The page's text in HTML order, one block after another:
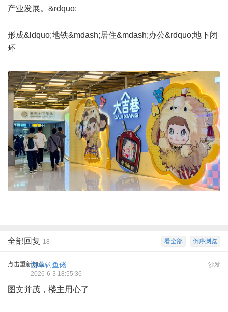
产业发展。&rdquo;
形成&ldquo;地铁&mdash;居住&mdash;办公&rdquo;地下闭
环
倒序浏览
看全部
全部回复 18
点击重新加载 沙发
西单钓鱼佬
2026-6-3 18:55:36
图文并茂，楼主用心了